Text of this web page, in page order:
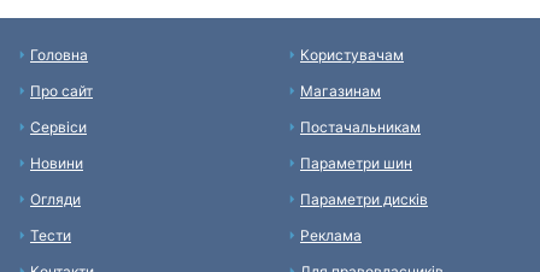
Головна
Про сайт
Сервіси
Новини
Огляди
Тести
Користувачам
Магазинам
Постачальникам
Параметри шин
Параметри дисків
Реклама